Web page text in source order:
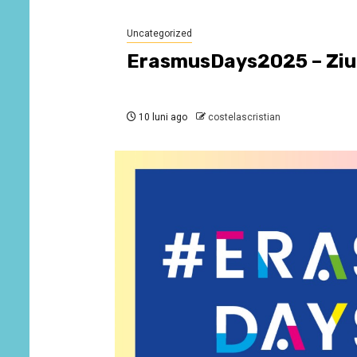
Uncategorized
ErasmusDays2025 –
10 luni ago costelascristian